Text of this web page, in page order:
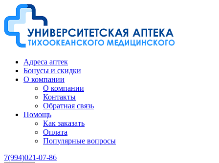
Адреса аптек
Бонусы и скидки
О компании
О компании
Контакты
Обратная связь
Помощь
Как заказать
Оплата
Популярные вопросы
7(994)021-07-86